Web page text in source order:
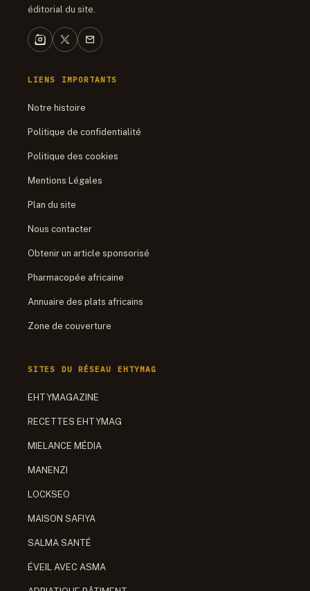
éditorial du site.
LIENS IMPORTANTS
Notre histoire
Politique de confidentialité
Politique des cookies
Mentions Légales
Plan du site
Nous contacter
Obtenir un article sponsorisé
Pharmacopée africaine
Annuaire des plats africains
Zone de couverture
SITES DU RÉSEAU EHTYMAG
EHTYMAGAZINE
RECETTES EHTYMAG
MIELANCE MÉDIA
MANENZI
LOCKSEO
MAISON SAFIYA
SALMA SANTÉ
ÉVEIL AVEC ASMA